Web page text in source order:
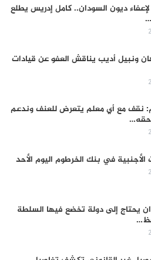
ديون السودان.. كامل إدريس يطلع
ونبيل أديب يناقش العفو عن قيادات
نقف مع أي معلم يتعرض للعنف وندعم
الأجنبية في بنك الخرطوم اليوم الأحد
يحتاج إلى دولة تخضع فيها السلطة